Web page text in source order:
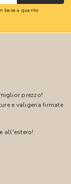
base a quanto
prezzo!
e valigeria firmate
all'estero!